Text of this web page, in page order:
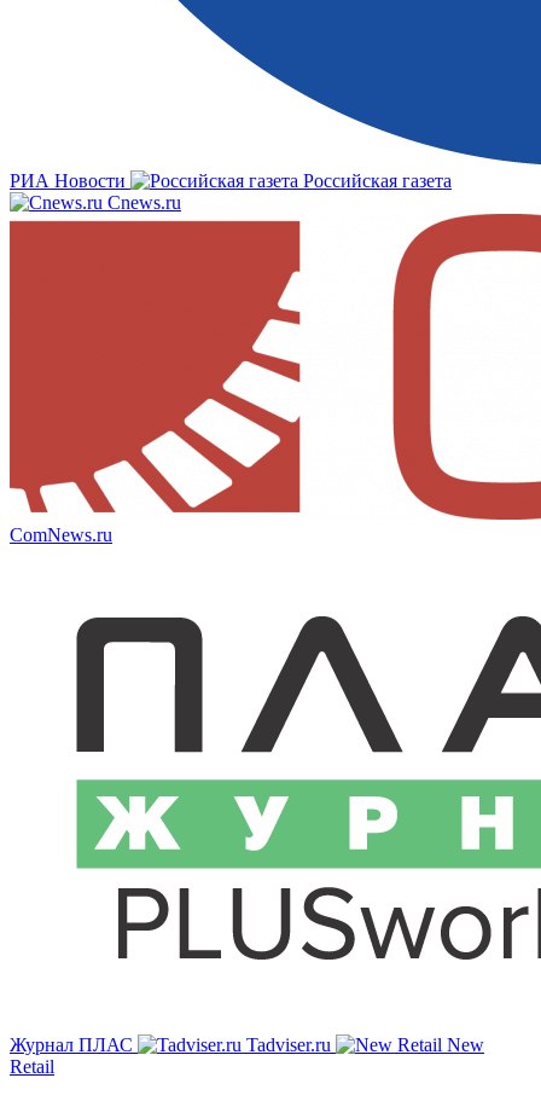
РИА Новости
Российская газета
Cnews.ru
ComNews.ru
Журнал ПЛАС Tadviser.ru
New
Retail